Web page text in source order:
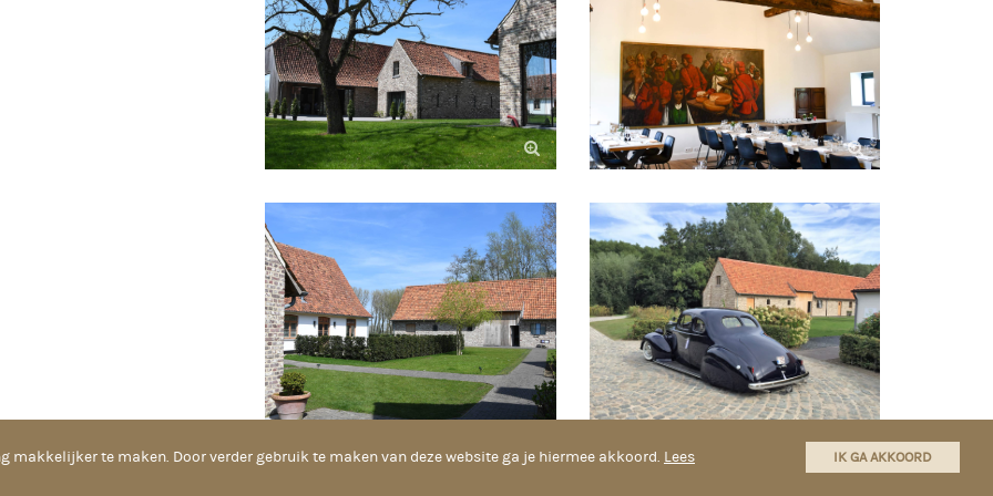
te maken. Door verder gebruik te maken van deze website ga je hiermee akkoord. Lees